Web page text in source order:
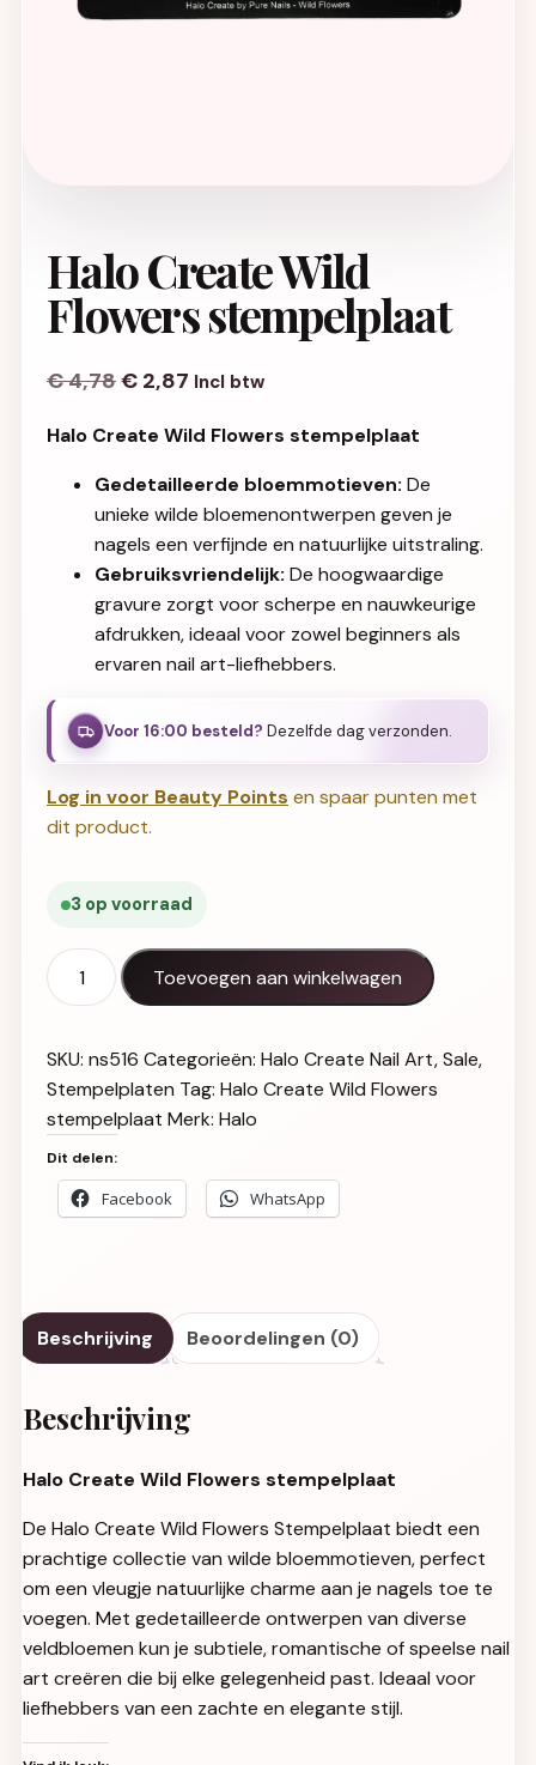
Halo Create Wild
Flowers stempelplaat
€4,78€ 2,87 Incl btw
Halo Create Wild Flowers stempelplaat
Gedetailleerde bloemmotieven: De
unieke wilde bloemenontwerpen geven je
nagels een verfijnde en natuurlijke uitstraling.
Gebruiksvriendelijk: De hoogwaardige
gravure zorgt voor scherpe en nauwkeurige
afdrukken, ideaal voor zowel beginners als
ervaren nail art-liefhebbers.
Voor 16:00 besteld? Dezelfde dag verzonden.
Log in voor Beauty Points en spaar punten met
dit product.
3 op voorraad
Halo Create Wild Flowers stempelplaat aantal
Toevoegen aan winkelwagen
SKU: ns516 Categorieën: Halo Create Nail Art,Sale,
Stempelplaten Tag: Halo Create Wild Flowers
stempelplaat Merk: Halo
Dit delen:
Facebook WhatsApp
Beschrijving Beoordelingen (0)
Beschrijving
Halo Create Wild Flowers stempelplaat
De Halo Create Wild Flowers Stempelplaat biedt een
prachtige collectie van wilde bloemmotieven, perfect
om een vleugje natuurlijke charme aan je nagels toe te
voegen. Met gedetailleerde ontwerpen van diverse
veldbloemen kun je subtiele, romantische of speelse nail
art creëren die bij elke gelegenheid past. Ideaal voor
liefhebbers van een zachte en elegante stijl.